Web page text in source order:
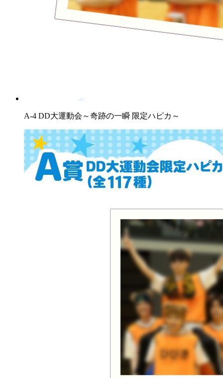
A-4 DD大運動会～奇跡の一瞬 限定ハピカ～